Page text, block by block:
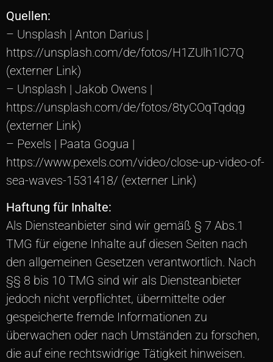
Quellen:
– Unsplash | Anton Darius |
https://unsplash.com/de/fotos/H1ZUlh1lC7Q
(externer Link)
– Unsplash | Jakob Owens |
https://unsplash.com/de/fotos/8tyCOqTqdqg
(externer Link)
– Pexels | Paata Gogua |
https://www.pexels.com/video/close-up-video-of-
sea-waves-1531418/ (externer Link)
Haftung für Inhalte:
Als Diensteanbieter sind wir gemäß § 7 Abs.1
TMG für eigene Inhalte auf diesen Seiten nach
den allgemeinen Gesetzen verantwortlich. Nach
§§ 8 bis 10 TMG sind wir als Diensteanbieter
jedoch nicht verpflichtet, übermittelte oder
gespeicherte fremde Informationen zu
überwachen oder nach Umständen zu forschen,
die auf eine rechtswidrige Tätigkeit hinweisen.